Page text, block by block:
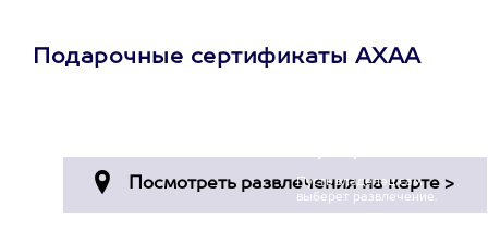
Подарочные сертификаты АХАА
Пусть владелец сам
выберет развлечение.